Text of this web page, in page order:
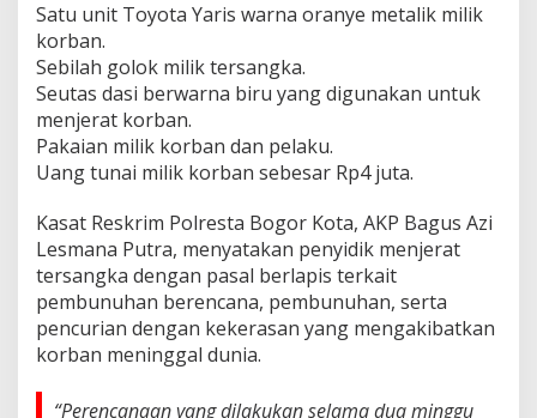
Satu unit Toyota Yaris warna oranye metalik milik
korban.
Sebilah golok milik tersangka.
Seutas dasi berwarna biru yang digunakan untuk
menjerat korban.
Pakaian milik korban dan pelaku.
Uang tunai milik korban sebesar Rp4 juta.
Kasat Reskrim Polresta Bogor Kota, AKP Bagus Azi
Lesmana Putra, menyatakan penyidik menjerat
tersangka dengan pasal berlapis terkait
pembunuhan berencana, pembunuhan, serta
pencurian dengan kekerasan yang mengakibatkan
korban meninggal dunia.
“Perencanaan yang dilakukan selama dua minggu